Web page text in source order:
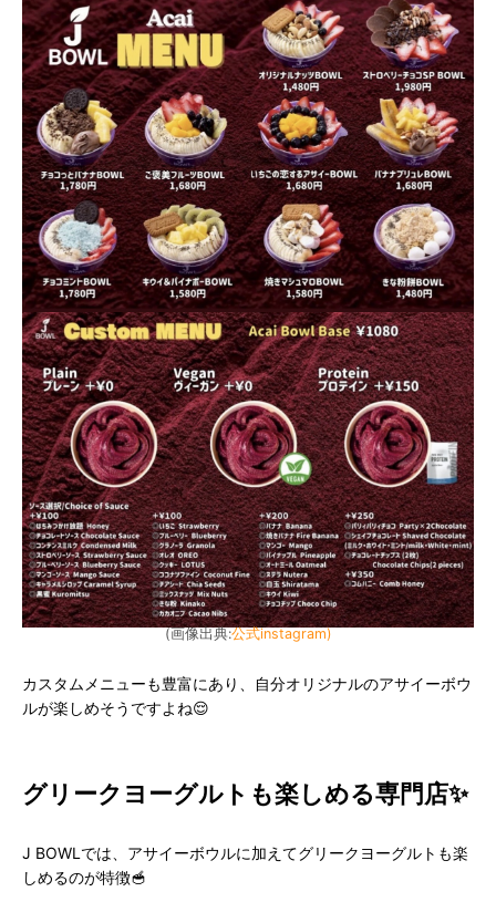
(画像出典:公式instagram)
カスタムメニューも豊富にあり、自分オリジナルのアサイーボウ
ルが楽しめそうですよね😌
グリークヨーグルトも楽しめる専門店✨
J BOWLでは、アサイーボウルに加えてグリークヨーグルトも楽
しめるのが特徴🥣